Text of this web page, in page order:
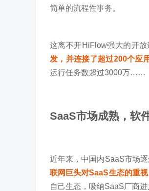
简单的流程性事务。
这离不开HiFlow强大的开
发，并连接了超过200个应用
运行任务数超过3000万……
SaaS市场成熟，软
近年来，中国内SaaS市场
联网巨头对SaaS生态的重视
自己生态，吸纳SaaS厂商